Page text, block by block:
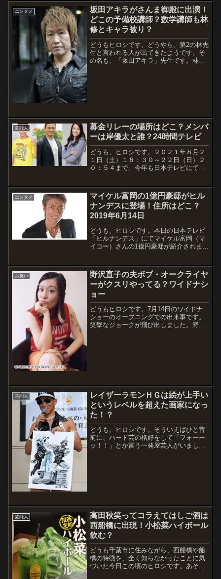
生等の出演経...
エンタメ
坂田アキラがさんま御殿に出演！
どこの予備校講師？数学講師も林
修とキャラ被り？
どうもヒロシです。どうやら、第2の林先
生と言われる人が出てきたようです。そ
の名も、「坂田アキラ」先生です。林先
芸能人
募金リレーの場所はどこ？メンバ
ーは岸優太と誰？24時間テレビ
どうも、ヒロシです。２０２１年８月２
１日（土）１８：３０～２２日（日）２
０：５４まで、今年も日本テレビにて
ソンを行い、タレントが100㎞程の道の
りを24時間で走るという企画をやってい
ました...
エンタメ
マイケル富岡の1億円豪邸がヒル
ナンデスに登場！住所はどこ？
2019年6月14日
どうも、ヒロシです。本日の日本テレビ
「ヒルナンデス」にてマイケル富岡（マ
イコー）さんの1億円豪邸が紹介されまし
建築士が辛口評価します。早速、ガレー
ジの隣にベットルームがあったり、一風
変わ...
お笑い
野沢直子の夫ボブ・オークライヤ
ーがクスリやってる？ワイドナシ
ョー
どうもヒロシです。7月14日のワイドナ
ショーのオープニングでの出来事です。
笑撃なジョークが飛び出しました。野沢
芸能人
レイザーラモンＨＧは絵が上手い
というレベルを超えた画家になっ
た！？
どうも、ヒロシです。そういえばひと昔
前に、ハード芸の格好をして「フォーー
ッ！！」とか言う一発屋芸人がいました
芸能人
高田秋笑ってコラえてはしご酒は
西船橋に出現！小松菜ハイボール
飲む？
どうも千葉市に住みながら、西船橋や船
橋の特徴を、全く知らなかったことに気
づいた今日この頃のヒロシです。あそこ